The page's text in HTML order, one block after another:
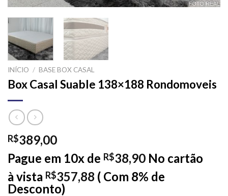
INÍCIO / BASE BOX CASAL
Box Casal Suable 138×188 Rondomoveis
R$389,00
Pague em 10x de R$38,90 No cartão
à vista R$357,88 ( Com 8% de
Desconto)